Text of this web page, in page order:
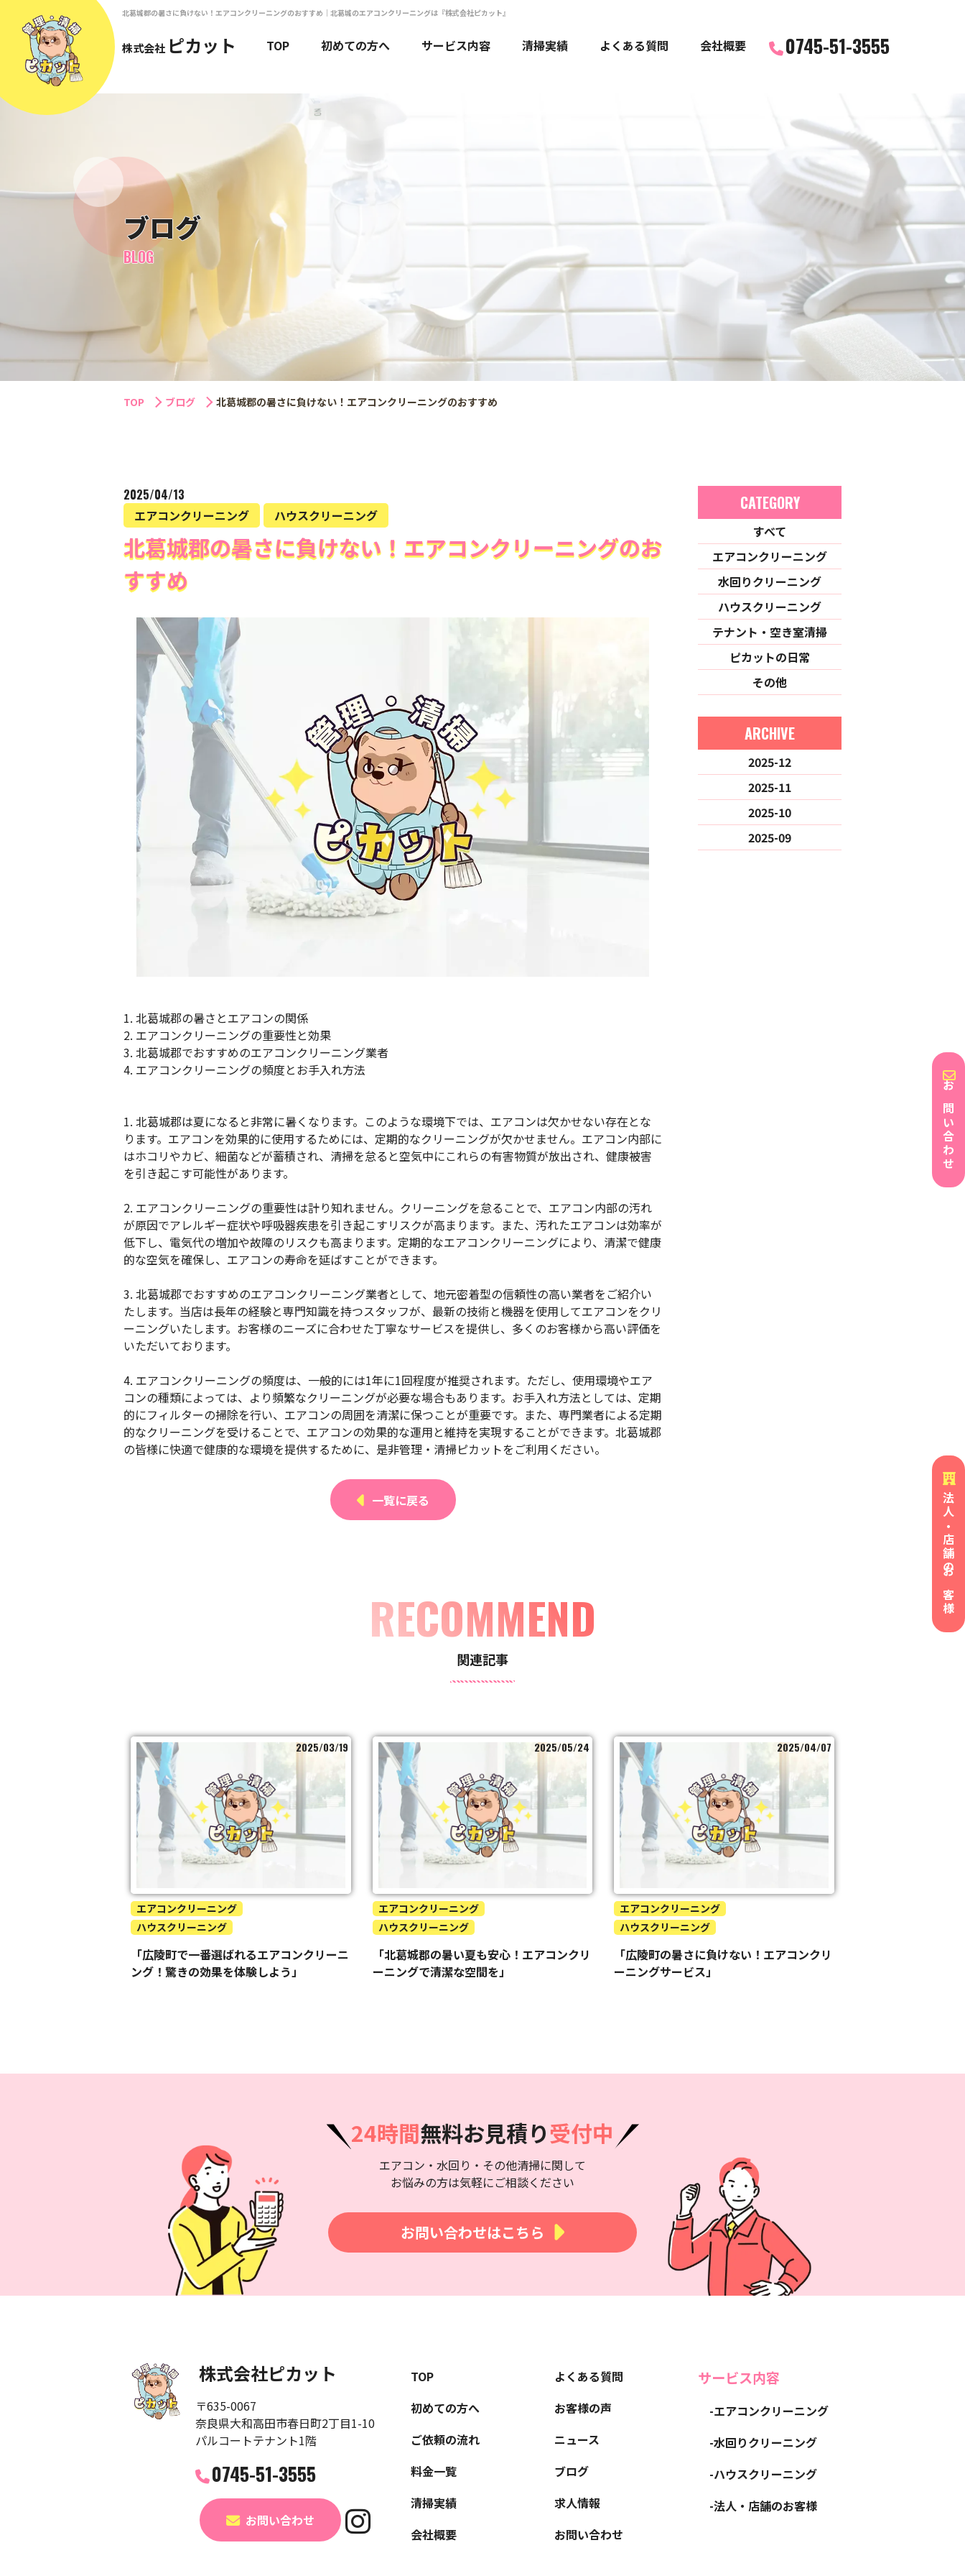
北葛城郡の暑さに負けない！エアコンクリーニングのおすすめ｜北葛城のエアコンクリーニングは『株式会社ピカット』
株式会社 ピカット TOP 初めての方へ サービス内容 清掃実績 よくある質問 会社概要 0745-51-3555
お問い合わせ
法人・店舗の
お客様
ブログ
BLOG
TOP ブログ 北葛城郡の暑さに負けない！エアコンクリーニングのおすすめ
2025/04/13
エアコンクリーニング
ハウスクリーニング
北葛城郡の暑さに負けない！エアコンクリーニングのお
すすめ
1. 北葛城郡の暑さとエアコンの関係
2. エアコンクリーニングの重要性と効果
3. 北葛城郡でおすすめのエアコンクリーニング業者
4. エアコンクリーニングの頻度とお手入れ方法
1. 北葛城郡は夏になると非常に暑くなります。このような環境下では、エアコンは欠かせない存在とな
ります。エアコンを効果的に使用するためには、定期的なクリーニングが欠かせません。エアコン内部に
はホコリやカビ、細菌などが蓄積され、清掃を怠ると空気中にこれらの有害物質が放出され、健康被害
を引き起こす可能性があります。
2. エアコンクリーニングの重要性は計り知れません。クリーニングを怠ることで、エアコン内部の汚れ
が原因でアレルギー症状や呼吸器疾患を引き起こすリスクが高まります。また、汚れたエアコンは効率が
低下し、電気代の増加や故障のリスクも高まります。定期的なエアコンクリーニングにより、清潔で健康
的な空気を確保し、エアコンの寿命を延ばすことができます。
3. 北葛城郡でおすすめのエアコンクリーニング業者として、地元密着型の信頼性の高い業者をご紹介い
たします。当店は長年の経験と専門知識を持つスタッフが、最新の技術と機器を使用してエアコンをクリ
ーニングいたします。お客様のニーズに合わせた丁寧なサービスを提供し、多くのお客様から高い評価を
いただいております。
4. エアコンクリーニングの頻度は、一般的には1年に1回程度が推奨されます。ただし、使用環境やエア
コンの種類によっては、より頻繁なクリーニングが必要な場合もあります。お手入れ方法としては、定期
的にフィルターの掃除を行い、エアコンの周囲を清潔に保つことが重要です。また、専門業者による定期
的なクリーニングを受けることで、エアコンの効果的な運用と維持を実現することができます。北葛城郡
の皆様に快適で健康的な環境を提供するために、是非管理・清掃ピカットをご利用ください。
一覧に戻る
CATEGORY
すべて
エアコンクリーニング
水回りクリーニング
ハウスクリーニング
テナント・空き室清掃
ピカットの日常
その他
ARCHIVE
2025-12
2025-11
2025-10
2025-09
RECOMMEND
関連記事
2025/03/19
エアコンクリーニング
ハウスクリーニング
「広陵町で一番選ばれるエアコンクリーニ
ング！驚きの効果を体験しよう」
2025/05/24
エアコンクリーニング
ハウスクリーニング
「北葛城郡の暑い夏も安心！エアコンクリ
ーニングで清潔な空間を」
2025/04/07
エアコンクリーニング
ハウスクリーニング
「広陵町の暑さに負けない！エアコンクリ
ーニングサービス」
24時間無料お見積り受付中
エアコン・水回り・その他清掃に関して
お悩みの方は気軽にご相談ください
お問い合わせはこちら
株式会社ピカット
〒635-0067
奈良県大和高田市春日町2丁目1-10
パルコートテナント1階
0745-51-3555
お問い合わせ
TOP
初めての方へ
ご依頼の流れ
料金一覧
清掃実績
会社概要
よくある質問
お客様の声
ニュース
ブログ
求人情報
お問い合わせ
サービス内容
-エアコンクリーニング
-水回りクリーニング
-ハウスクリーニング
-法人・店舗のお客様